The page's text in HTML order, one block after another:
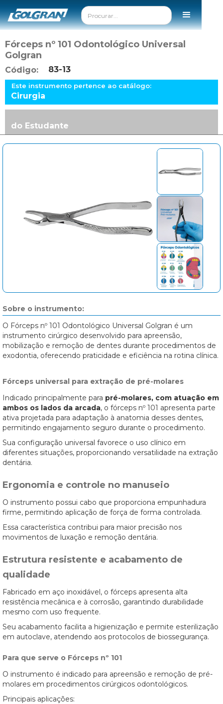
Fórceps nº 101 Odontológico Universal
Golgran
Código: 83-13
Este instrumento pertence ao catálogo:
Cirurgia
do Estudante
Sobre o instrumento:
O Fórceps nº 101 Odontológico Universal Golgran é um
instrumento cirúrgico desenvolvido para apreensão,
mobilização e remoção de dentes durante procedimentos de
exodontia, oferecendo praticidade e eficiência na rotina clínica.
Fórceps universal para extração de pré-molares
Indicado principalmente para pré-molares, com atuação em
ambos os lados da arcada, o fórceps nº 101 apresenta parte
ativa projetada para adaptação à anatomia desses dentes,
permitindo engajamento seguro durante o procedimento.
Sua configuração universal favorece o uso clínico em
diferentes situações, proporcionando versatilidade na extração
dentária.
Ergonomia e controle no manuseio
O instrumento possui cabo que proporciona empunhadura
firme, permitindo aplicação de força de forma controlada.
Essa característica contribui para maior precisão nos
movimentos de luxação e remoção dentária.
Estrutura resistente e acabamento de
qualidade
Fabricado em aço inoxidável, o fórceps apresenta alta
resistência mecânica e à corrosão, garantindo durabilidade
mesmo com uso frequente.
Seu acabamento facilita a higienização e permite esterilização
em autoclave, atendendo aos protocolos de biossegurança.
Para que serve o Fórceps nº 101
O instrumento é indicado para apreensão e remoção de pré-
molares em procedimentos cirúrgicos odontológicos.
Principais aplicações: